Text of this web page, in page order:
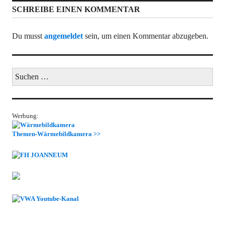
SCHREIBE EINEN KOMMENTAR
Du musst angemeldet sein, um einen Kommentar abzugeben.
nach:
Werbung:
Themen-Wärmebildkamera >>